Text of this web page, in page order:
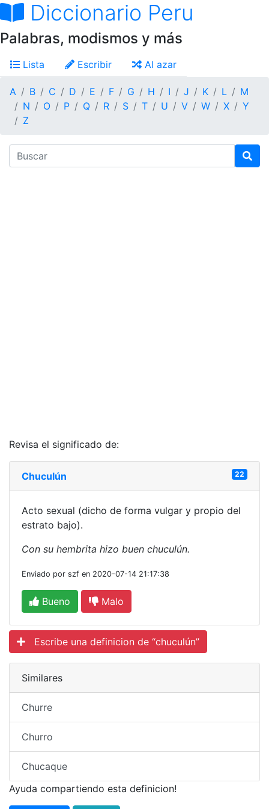
Diccionario Peru
Palabras, modismos y más
Lista Escribir Al azar
A B C D E F G H I J K L
M
N
O P Q R S T U V W X
Y
Z
Revisa el significado de:
Chuculún 22
Acto sexual (dicho de forma vulgar y propio del
estrato bajo).
Con su hembrita hizo buen chuculún.
Enviado por szf en 2020-07-14 21:17:38
Bueno Malo
Escribe una definicion de “chuculún”
Similares
Churre
Churro
Chucaque
Ayuda compartiendo esta definicion!